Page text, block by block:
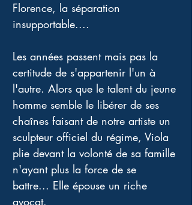
Florence, la séparation
insupportable....
Les années passent mais pas la
certitude de s'appartenir l'un à
l'autre. Alors que le talent du jeune
homme semble le libérer de ses
chaînes faisant de notre artiste un
sculpteur officiel du régime, Viola
plie devant la volonté de sa famille
n'ayant plus la force de se
battre... Elle épouse un riche
avocat.